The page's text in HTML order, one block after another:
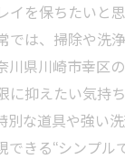
イを保ちたいと
では、掃除や洗
川県川崎市幸区
に抑えたい気持
別な道具や強い
できる“シンプル